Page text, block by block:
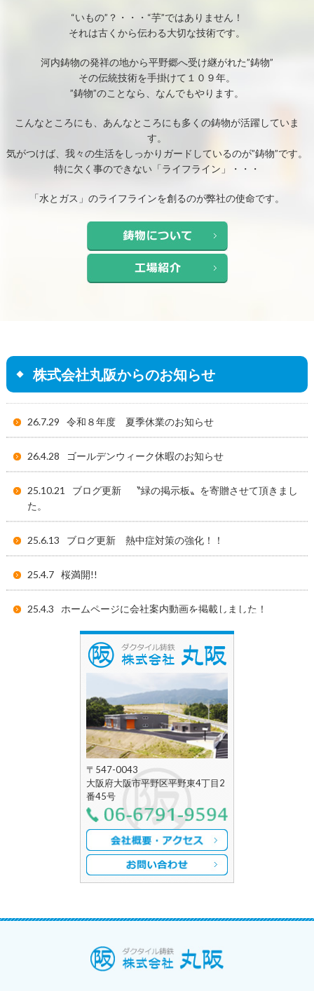
“いもの”？・・・“芋”ではありません！
それは古くから伝わる大切な技術です。
河内鋳物の発祥の地から平野郷へ受け継がれた”鋳物”
その伝統技術を手掛けて１０９年。
”鋳物”のことなら、なんでもやります。
こんなところにも、あんなところにも多くの鋳物が活躍していま
す。
気がつけば、我々の生活をしっかりガードしているのが”鋳物”です。
特に欠く事のできない「ライフライン」・・・
「水とガス」のライフラインを創るのが弊社の使命です。
株式会社丸阪からのお知らせ
26.7.29 令和８年度 夏季休業のお知らせ
26.4.28 ゴールデンウィーク休暇のお知らせ
25.10.21
ブログ更新 〝緑の掲示板〟を寄贈させて頂きまし
た。
25.6.13 ブログ更新 熱中症対策の強化！！
25.4.7 桜満開!!
25.4.3 ホームページに会社案内動画を掲載しました！
祝 入社式
新年あけましておめでとうございます。
祝！紀北橋本工場 操業開始10周年！
〒547-0043
大阪府大阪市平野区平野東4丁目2
番45号